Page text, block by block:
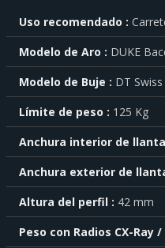
saber
más
sobre
cada
característica
haga
click
sobre
símbolo
.
También
mostrar
toda
Uso recomendado
Modelo de Aro
DUKE
Modelo de Buje
DT
Límite de peso
125 Kg
Anchura interior de llanta
Anchura exterior de
Altura del perfil
42 mm
Peso con Radios CX-Ray